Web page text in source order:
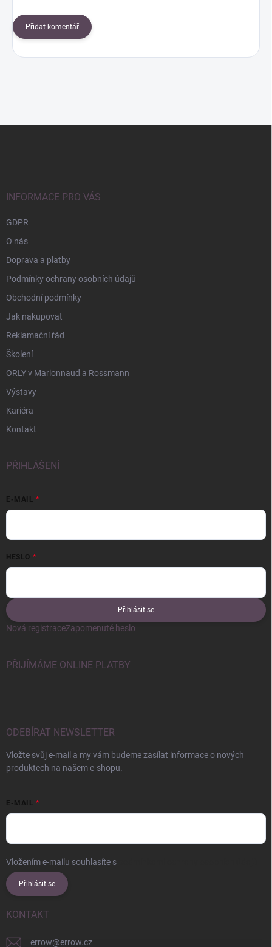
Přidat komentář
INFORMACE PRO VÁS
GDPR
O nás
Doprava a platby
Podmínky ochrany osobních údajů
Obchodní podmínky
Jak nakupovat
Reklamační řád
Školení
ORLY v Marionnaud a Rossmann
Výstavy
Kariéra
Kontakt
PŘIHLÁŠENÍ
E-MAIL
HESLO
Přihlásit se
Nová registraceZapomenuté heslo
PŘIJÍMÁME ONLINE PLATBY
ODEBÍRAT NEWSLETTER
Vložte svůj e-mail a my vám budeme zasílat informace o nových
produktech na našem e-shopu.
E-MAIL
Vložením e-mailu souhlasíte s
Přihlásit se
KONTAKT
errow@errow.cz